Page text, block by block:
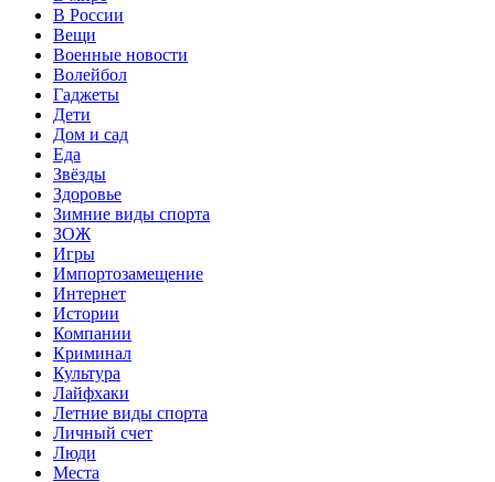
В России
Вещи
Военные новости
Волейбол
Гаджеты
Дети
Дом и сад
Еда
Звёзды
Здоровье
Зимние виды спорта
ЗОЖ
Игры
Импортозамещение
Интернет
Истории
Компании
Криминал
Культура
Лайфхаки
Летние виды спорта
Личный счет
Люди
Места